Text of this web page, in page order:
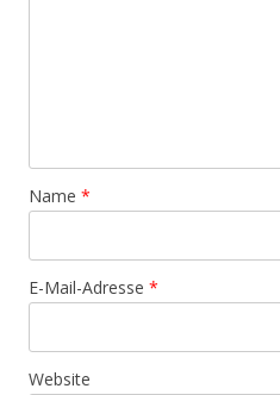
Name *
E-Mail-Adresse *
Website